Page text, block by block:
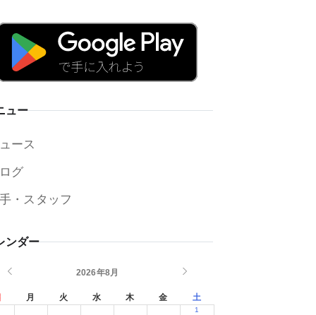
ュー
ース
グ
・スタッフ
ンダー
2026年8月
月 火 水 木 金 土
1